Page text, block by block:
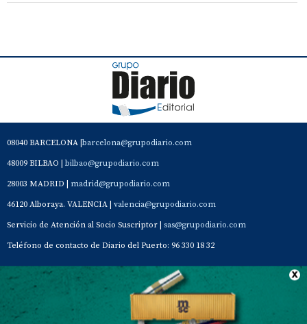
08040 BARCELONA | barcelona@grupodiario.com
48009 BILBAO | bilbao@grupodiario.com
28003 MADRID | madrid@grupodiario.com
46120 Alboraya. VALENCIA | valencia@grupodiario.com
Servicio de Atención al Socio Suscriptor | sas@grupodiario.com
Teléfono de contacto de Diario del Puerto: 96 330 18 32
Contacto Aviso Legal Quiénes somos Política de privacidad